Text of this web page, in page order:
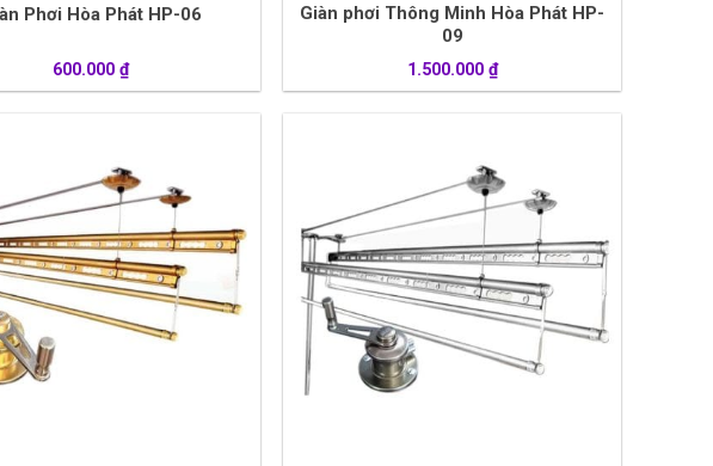
Phơi Hòa Phát HP-06
600.000₫
Giàn phơi Thông Minh Hòa Phát HP-
09
1.500.000 ₫